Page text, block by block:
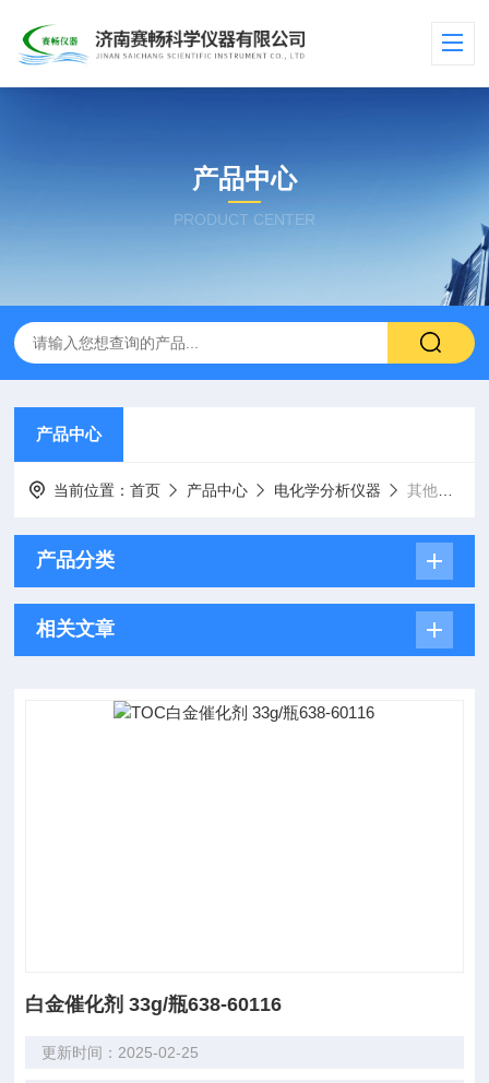
产品中心
PRODUCT CENTER
产品中心
当前位置：首页 产品中心 电化学分析仪器 其他电化学仪器
产品分类
相关文章
白金催化剂 33g/瓶638-60116
更新时间：2025-02-25